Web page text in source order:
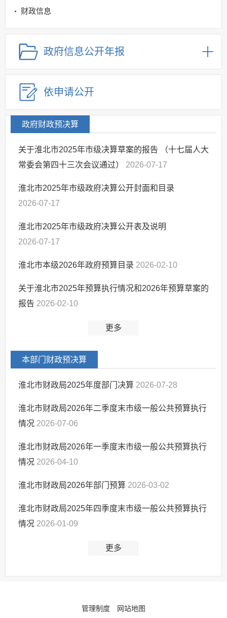
财政信息
惠民惠农补贴领域
公共资源交易领域
金融领域
规划信息
建议提案办理
公务员及事业单位招录
应急管理
政府信息公开年报
依申请公开
政府财政预决算
关于淮北市2025年市级决算草案的报告 （十七届人大
常委会第四十三次会议通过） 2026-07-17
淮北市2025年市级政府决算公开封面和目录
2026-07-17
淮北市2025年市级政府决算公开表及说明
2026-07-17
淮北市本级2026年政府预算目录 2026-02-10
关于淮北市2025年预算执行情况和2026年预算草案的
报告 2026-02-10
更多
本部门财政预决算
淮北市财政局2025年度部门决算 2026-07-28
淮北市财政局2026年二季度末市级一般公共预算执行
情况 2026-07-06
淮北市财政局2026年一季度末市级一般公共预算执行
情况 2026-04-10
淮北市财政局2026年部门预算 2026-03-02
淮北市财政局2025年四季度末市级一般公共预算执行
情况 2026-01-09
更多
管理制度 网站地图